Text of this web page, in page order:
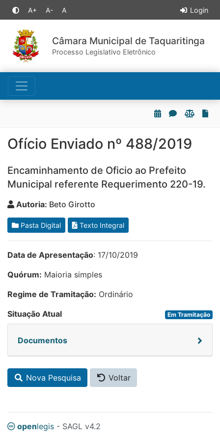
A+ A- A Login
Câmara Municipal de Taquaritinga
Processo Legislativo Eletrônico
Ofício Enviado nº 488/2019
Encaminhamento de Oficio ao Prefeito
Municipal referente Requerimento 220-19.
Autoria: Beto Girotto
Pasta Digital Texto Integral
Data de Apresentação: 17/10/2019
Quórum: Maioria simples
Regime de Tramitação: Ordinário
Situação Atual
Em Tramitação
Documentos
Nova Pesquisa Voltar
openlegis - SAGL v4.2